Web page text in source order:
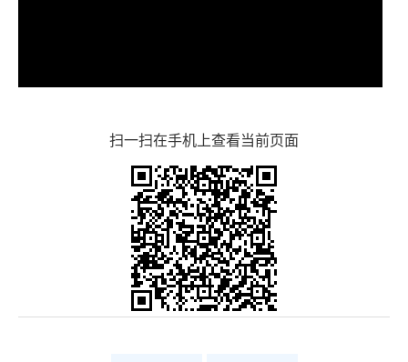
扫一扫在手机上查看当前页面